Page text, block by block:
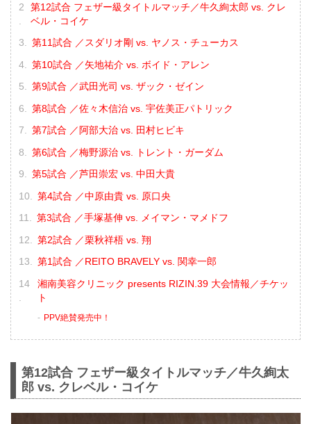
第12試合 フェザー級タイトルマッチ／牛久絢太郎 vs. クレ
ベル・コイケ
第11試合 ／スダリオ剛 vs. ヤノス・チューカス
第10試合 ／矢地祐介 vs. ボイド・アレン
第9試合 ／武田光司 vs. ザック・ゼイン
第8試合 ／佐々木信治 vs. 宇佐美正パトリック
第7試合 ／阿部大治 vs. 田村ヒビキ
第6試合 ／梅野源治 vs. トレント・ガーダム
第5試合 ／芦田崇宏 vs. 中田大貴
第4試合 ／中原由貴 vs. 原口央
第3試合 ／手塚基伸 vs. メイマン・マメドフ
第2試合 ／栗秋祥梧 vs. 翔
第1試合 ／REITO BRAVELY vs. 関幸一郎
湘南美容クリニック presents RIZIN.39 大会情報／チケッ
ト
PPV絶賛発売中！
第12試合 フェザー級タイトルマッチ／牛久絢太
郎 vs. クレベル・コイケ